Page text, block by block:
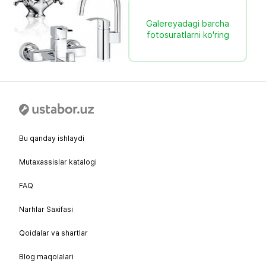
Galereyadagi barcha
fotosuratlarni ko'ring
Bu qanday ishlaydi
Mutaxassislar katalogi
FAQ
Narhlar Saxifasi
Qoidalar va shartlar
Blog maqolalari